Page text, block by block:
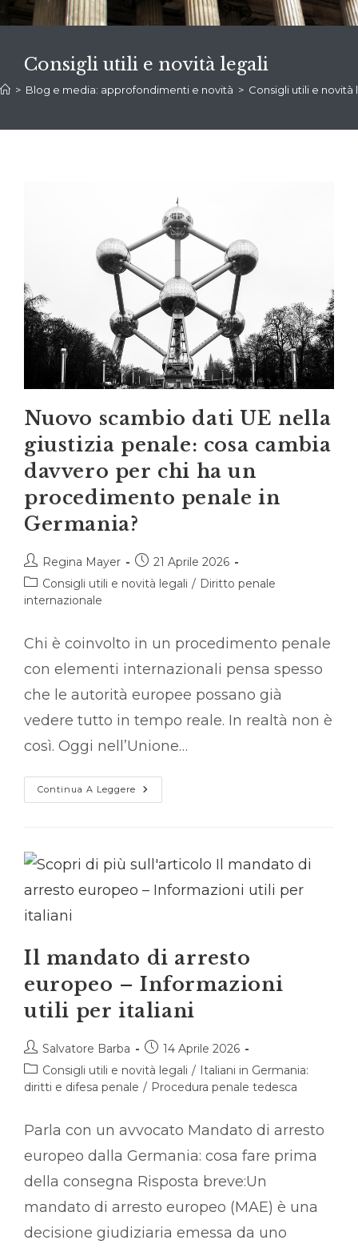
Consigli utili e novità legali
> Blog e media: approfondimenti e novità > Consigli utili e novità
Nuovo scambio dati UE nella
giustizia penale: cosa cambia
davvero per chi ha un
procedimento penale in
Germania?
Autore
dell'articolo:
Regina Mayer
Articolo
pubblicato:
21 Aprile 2026
Categoria
dell'articolo:
Consigli utili e novità legali / Diritto penale
internazionale
Chi è coinvolto in un procedimento penale
con elementi internazionali pensa spesso
che le autorità europee possano già
vedere tutto in tempo reale. In realtà non è
così. Oggi nell’Unione…
Continua A Leggere Nuovo
Scambio
Penale:
Cosa
Davvero
Procedimento
Penale
In
Germania?
Il mandato di arresto
europeo – Informazioni
utili per italiani
Autore
dell'articolo:
Salvatore Barba
Articolo
pubblicato:
14 Aprile 2026
Categoria
dell'articolo:
Consigli utili e novità legali / Italiani in Germania:
diritti e difesa penale / Procedura penale tedesca
Parla con un avvocato Mandato di arresto
europeo dalla Germania: cosa fare prima
della consegna Risposta breve:Un
mandato di arresto europeo (MAE) è una
decisione giudiziaria emessa da uno